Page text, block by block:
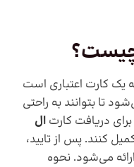
چیست؟
یک کارت اعتباری است
تا بتوانند به راحتی
دریافت کارت ال
کنند. پس از تایید،
می‌شود. نحوه